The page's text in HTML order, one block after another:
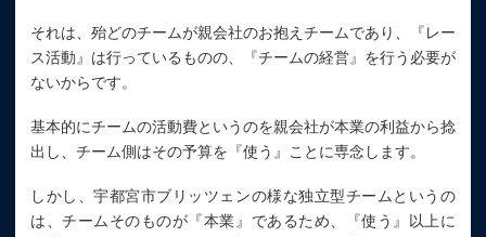
それは、殆どのチームが親会社のお抱えチームであり、『レー
ス活動』は行っているものの、『チームの経営』を行う必要が
ないからです。
基本的にチームの活動費というのを親会社が本業の利益から捻
出し、チーム側はその予算を『使う』ことに専念します。
しかし、宇都宮市ブリッツェンの様な独立型チームというの
は、チームそのものが『本業』であるため、『使う』以上に